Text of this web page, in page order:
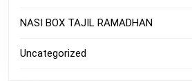
NASI BOX TAJIL RAMADHAN
Uncategorized